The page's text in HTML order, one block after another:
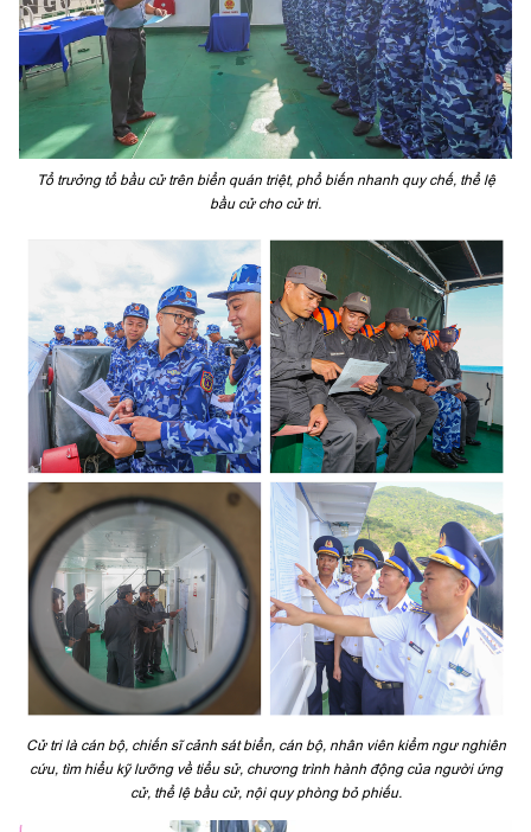
Tổ trưởng tổ bầu cử trên biển quán triệt, phổ biến nhanh quy chế, thể lệ
bầu cử cho cử tri.
Cử tri là cán bộ, chiến sĩ cảnh sát biển, cán bộ, nhân viên kiểm ngư nghiên
cứu, tìm hiểu kỹ lưỡng về tiểu sử, chương trình hành động của người ứng
cử, thể lệ bầu cử, nội quy phòng bỏ phiếu.